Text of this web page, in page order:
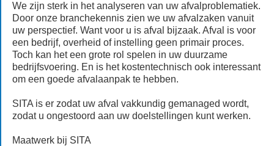
We zijn sterk in het analyseren van uw afvalproblematiek.
Door onze branchekennis zien we uw afvalzaken vanuit
uw perspectief. Want voor u is afval bijzaak. Afval is voor
een bedrijf, overheid of instelling geen primair proces.
Toch kan het een grote rol spelen in uw duurzame
bedrijfsvoering. En is het kostentechnisch ook interessant
om een goede afvalaanpak te hebben.
SITA is er zodat uw afval vakkundig gemanaged wordt,
zodat u ongestoord aan uw doelstellingen kunt werken.
Maatwerk bij SITA